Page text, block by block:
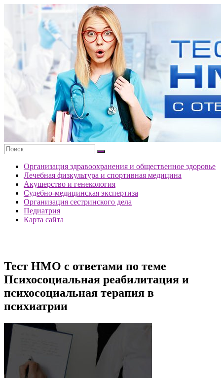
содержимому
портала
ответами
Организация здравоохранения и общественное здоровье
Лечебная физкультура и спортивная медицина
Акушерство и генекология
Судебно-медицинская экспертиза
Организация сестринского дела
Педиатрия
Карта сайта
Тест НМО с ответами по теме
Психосоциальная реабилитация и
психосоциальная терапия в
психиатрии